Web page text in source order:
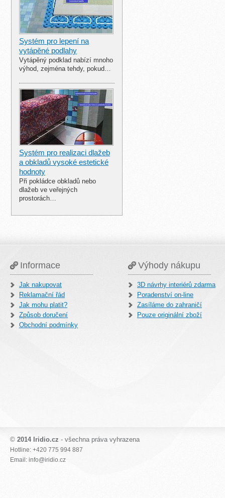
Systém pro lepení na
vytápěné podlahy
Vytápěný podklad nabízí mnoho
výhod, zejména tehdy, pokud…
Systém pro realizaci dlažeb
a obkladů vysoké estetické
hodnoty
Při pokládce obkladů nebo
dlažeb ve veřejných
prostorách…
Informace
Jak nakupovat
Reklamační řád
Jak mohu platit?
Způsob doručení
Obchodní podmínky
Výhody nákupu
3D návrhy interiérů zdarma
Poradenství on-line
Zasíláme do zahraničí
Pouze originální zboží
© 2014 Iridio.cz - všechna práva vyhrazena
Hotline: +420 775 994 887
Email: info@iridio.cz